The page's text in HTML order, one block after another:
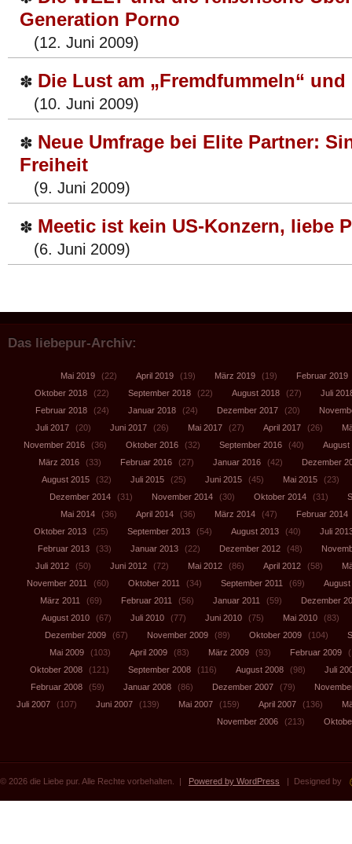
Generation Porno
(12. Juni 2009)
✽ Die Lust am „Fremdfummeln“ und
(10. Juni 2009)
✽ Neue Umfrage bei Elite Partner:
Freiheit
(9. Juni 2009)
✽ Meetic ist kein US-Konzern, liebe
(6. Juni 2009)
Das liebepur-Archiv:
Mai 2019 (22) April 2019 (19) März 2019 (19) Februar 2019
Oktober 2018
(22) September 2018 (22) August 2018 (27)
Juli
Februar 2018
(24) Januar 2018 (24) Dezember 2017 (20)
Juli 2017
(20) Juni 2017 (26) Mai 2017 (27) April 2017 (26)
November 2016
(36) Oktober 2016 (32) September 2016 (40)
August
März 2016
(33) Februar 2016 (27) Januar 2016 (42)
Dezember
August 2015
(32) Juli 2015 (25) Juni 2015 (45) Mai 2015
(23)
Dezember 2014
(31) November 2014 (30) Oktober 2014 (31)
Mai 2014
(36) April 2014 (36) März 2014 (47) Februar 2014
Oktober 2013
(25) September 2013 (54) August 2013 (40)
Juli
Februar 2013
(33) Januar 2013 (22) Dezember 2012 (48)
Juli 2012
(50) Juni 2012 (72) Mai 2012 (86) April 2012 (58)
November 2011
(60) Oktober 2011 (34) September 2011 (69)
August
März 2011
(69) Februar 2011 (56) Januar 2011 (59)
Dezember
August 2010
(67) Juli 2010 (77) Juni 2010 (75) Mai 2010
(83)
Dezember 2009
(67) November 2009 (89) Oktober 2009 (104)
Mai 2009
(103) April 2009 (83) März 2009 (93) Februar 2009
Oktober 2008
(121) September 2008 (116) August 2008 (98)
Juli
Februar 2008
(59) Januar 2008 (86) Dezember 2007 (79)
Juli 2007
(107) Juni 2007 (139) Mai 2007 (159) April 2007 (136)
November 2006
(213)
© 2026 die Liebe pur. Alle Rechte vorbehalten. | Powered by WordPress | Designed by